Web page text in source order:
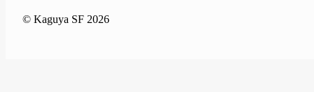
© Kaguya SF 2026